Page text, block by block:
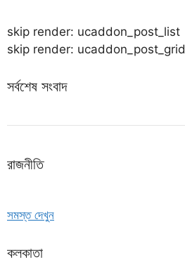
skip render: ucaddon_post_list
skip render: ucaddon_post_grid
সর্বশেষ সংবাদ
রাজনীতি
সমস্ত দেখুন
কলকাতা